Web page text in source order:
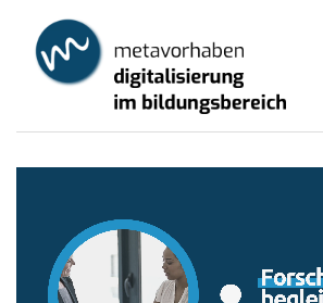
main